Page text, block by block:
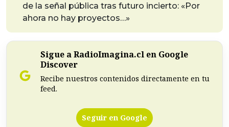
de la señal pública tras futuro incierto: «Por
ahora no hay proyectos…»
Sigue a RadioImagina.cl en Google
Discover
Recibe nuestros contenidos directamente en tu
feed.
Seguir en Google